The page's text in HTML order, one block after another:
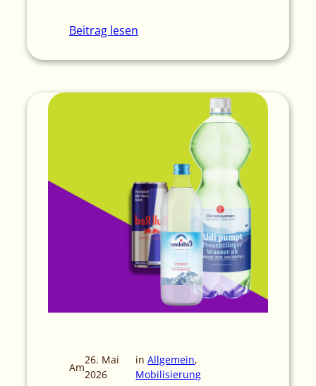
Beitrag lesen
Am
26. Mai
2026
inAllgemein
Mobilisierung